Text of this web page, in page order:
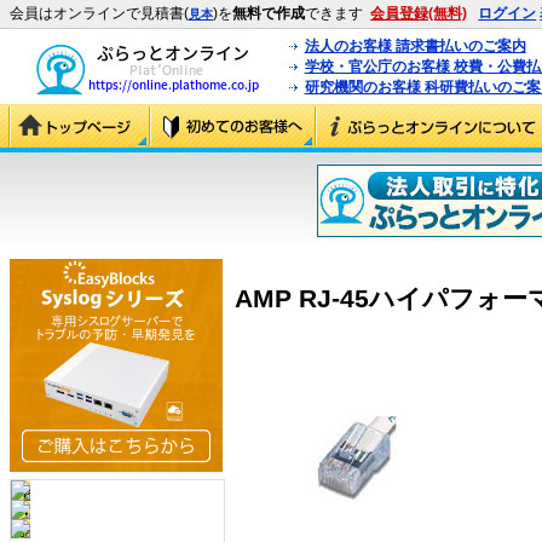
会員はオンラインで見積書(見本)を無料で作成できます 会員登録(無料) ログイン
法人のお客様 請求書払いのご案内
学校・官公庁のお客様 校費・公費
研究機関のお客様 科研費払いのご
AMP RJ-45ハイパフォー